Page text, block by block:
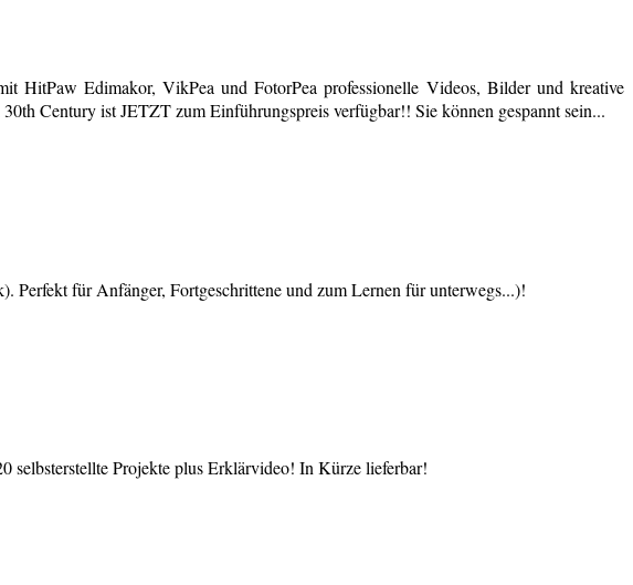
HitPaw Edimakor, VikPea und FotorPea professionelle Videos, Bilder und kreative
Century ist JETZT zum Einführungspreis verfügbar!! Sie können gespannt sein...
für Anfänger, Fortgeschrittene und zum Lernen für unterwegs...)!
Projekte plus Erklärvideo! In Kürze lieferbar!